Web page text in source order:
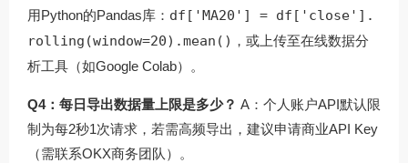
用Python的Pandas库： df['MA20'] = df['close'].
rolling(window=20).mean() ，或上传至在线数据分
析工具（如Google Colab）。
Q4：每日导出数据量上限是多少？ A：个人账户API默认限
制为每2秒1次请求，若需高频导出，建议申请商业API Key
（需联系OKX商务团队）。